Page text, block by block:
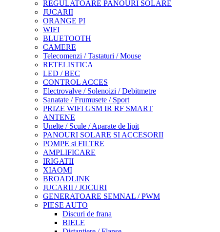
REGULATOARE PANOURI SOLARE
JUCARII
ORANGE PI
WIFI
BLUETOOTH
CAMERE
Telecomenzi / Tastaturi / Mouse
RETELISTICA
LED / BEC
CONTROL ACCES
Electrovalve / Solenoizi / Debitmetre
Sanatate / Frumusete / Sport
PRIZE WIFI GSM IR RF SMART
ANTENE
Unelte / Scule / Aparate de lipit
PANOURI SOLARE SI ACCESORII
POMPE si FILTRE
AMPLIFICARE
IRIGATII
XIAOMI
BROADLINK
JUCARII / JOCURI
GENERATOARE SEMNAL / PWM
PIESE AUTO
Discuri de frana
BIELE